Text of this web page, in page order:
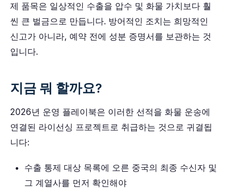
제 품목은 일상적인 수출을 압수 및 화물 가치보다 훨
씬 큰 벌금으로 만듭니다. 방어적인 조치는 희망적인
신고가 아니라, 예약 전에 성분 증명서를 보관하는 것
입니다.
지금 뭐 할까요?
2026년 운영 플레이북은 이러한 선적을 화물 운송에
연결된 라이선싱 프로젝트로 취급하는 것으로 귀결됩
니다:
수출 통제 대상 목록에 오른 중국의 최종 수신자 및
그 계열사를 먼저 확인해야